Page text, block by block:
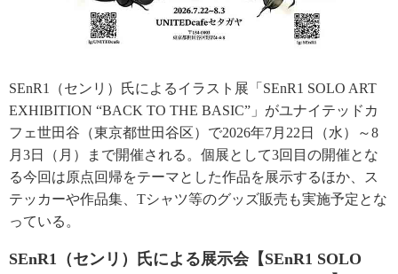
SEnR1（センリ）氏によるイラスト展「SEnR1 SOLO ART
EXHIBITION “BACK TO THE BASIC”」がユナイテッドカ
フェ世田谷（東京都世田谷区）で2026年7月22日（水）～8
月3日（月）まで開催される。個展として3回目の開催とな
る今回は原点回帰をテーマとした作品を展示するほか、ス
テッカーや作品集、Tシャツ等のグッズ販売も実施予定とな
っている。
SEnR1（センリ）氏による展示会【SEnR1 SOLO